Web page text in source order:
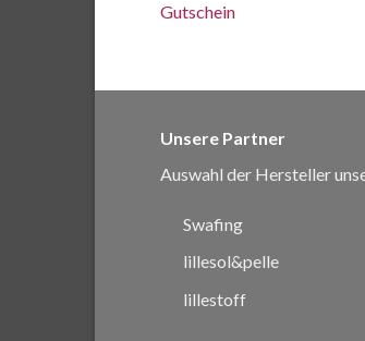
Gutschein
Unsere Partner
Auswahl der Hersteller
Swafing
lillesol&pelle
lillestoff